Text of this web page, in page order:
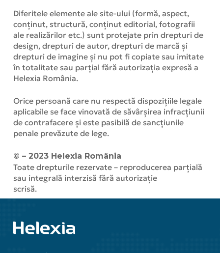
Diferitele elemente ale site-ului (formă, aspect,
conținut, structură, conținut editorial, fotografii
ale realizărilor etc.) sunt protejate prin drepturi de
design, drepturi de autor, drepturi de marcă și
drepturi de imagine și nu pot fi copiate sau imitate
în totalitate sau parțial fără autorizația expresă a
Helexia România.
Orice persoană care nu respectă dispozițiile legale
aplicabile se face vinovată de săvârșirea infracțiunii
de contrafacere și este pasibilă de sancțiunile
penale prevăzute de lege.
© – 2023 Helexia România
Toate drepturile rezervate – reproducerea parțială
sau integrală interzisă fără autorizație
scrisă.